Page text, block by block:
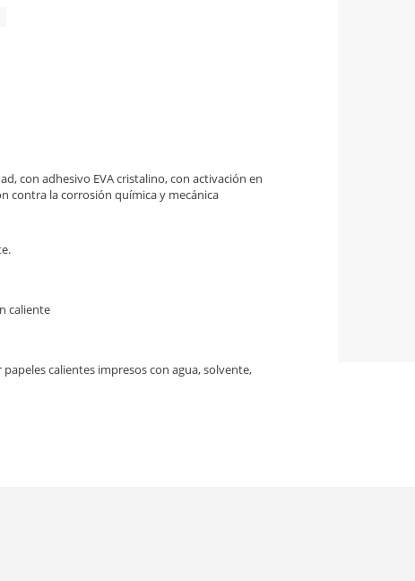
con adhesivo EVA cristalino, con activación en
contra la corrosión química y mecánica
caliente
calientes impresos con agua, solvente,